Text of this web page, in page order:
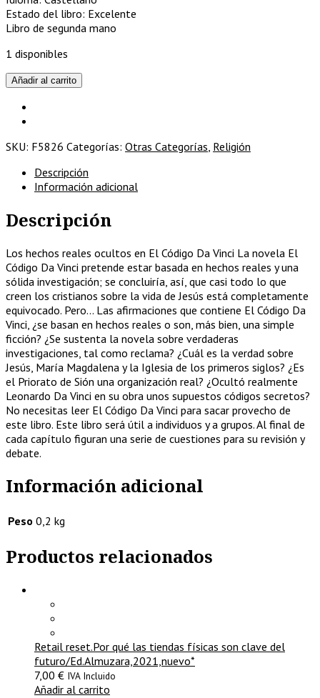
Estado del libro: Excelente
Libro de segunda mano
1 disponibles
Descodificando
a
Vinci
Añadir al carrito
SKU: F5826 Categorías: Otras Categorías Religión
Descripción
Información adicional
Descripción
Los hechos reales ocultos en El Código Da Vinci La novela El
Código Da Vinci pretende estar basada en hechos reales y una
sólida investigación; se concluiría, así, que casi todo lo que
creen los cristianos sobre la vida de Jesús está completamente
equivocado. Pero… Las afirmaciones que contiene El Código Da
Vinci, ¿se basan en hechos reales o son, más bien, una simple
ficción? ¿Se sustenta la novela sobre verdaderas
investigaciones, tal como reclama? ¿Cuál es la verdad sobre
Jesús, María Magdalena y la Iglesia de los primeros siglos? ¿Es
el Priorato de Sión una organización real? ¿Ocultó realmente
Leonardo Da Vinci en su obra unos supuestos códigos secretos?
No necesitas leer El Código Da Vinci para sacar provecho de
este libro. Este libro será útil a individuos y a grupos. Al final de
cada capítulo figuran una serie de cuestiones para su revisión y
debate.
Información adicional
Peso 0,2 kg
Productos relacionados
Retail reset.Por qué las tiendas físicas son clave del
futuro/Ed.Almuzara,2021,nuevo*
7,00 € IVA Incluido
Añadir al carrito